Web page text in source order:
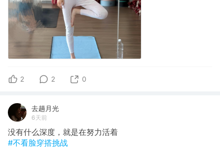
2 2 0
去趟月光
6天前
没有什么深度，就是在努力活着
#不看脸穿搭挑战